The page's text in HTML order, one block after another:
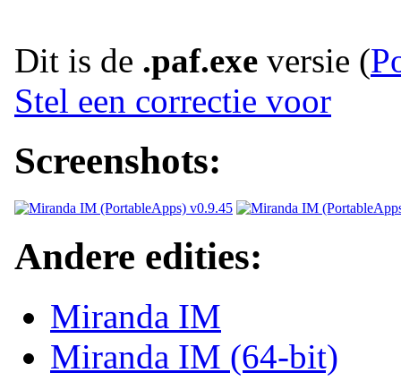
Dit is de .paf.exe versie (
Stel een correctie voor
Screenshots:
Andere edities:
Miranda IM
Miranda IM (64-bit)